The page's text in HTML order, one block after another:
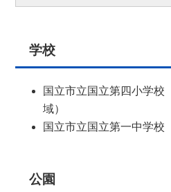
学校
国立市立国立第四小学校
域）
国立市立国立第一中学校
公園